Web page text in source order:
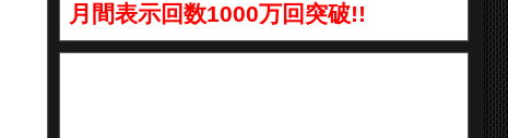
月間表示回数1000万回突破!!